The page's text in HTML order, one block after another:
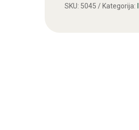
SKU: 5045 Kategorija: